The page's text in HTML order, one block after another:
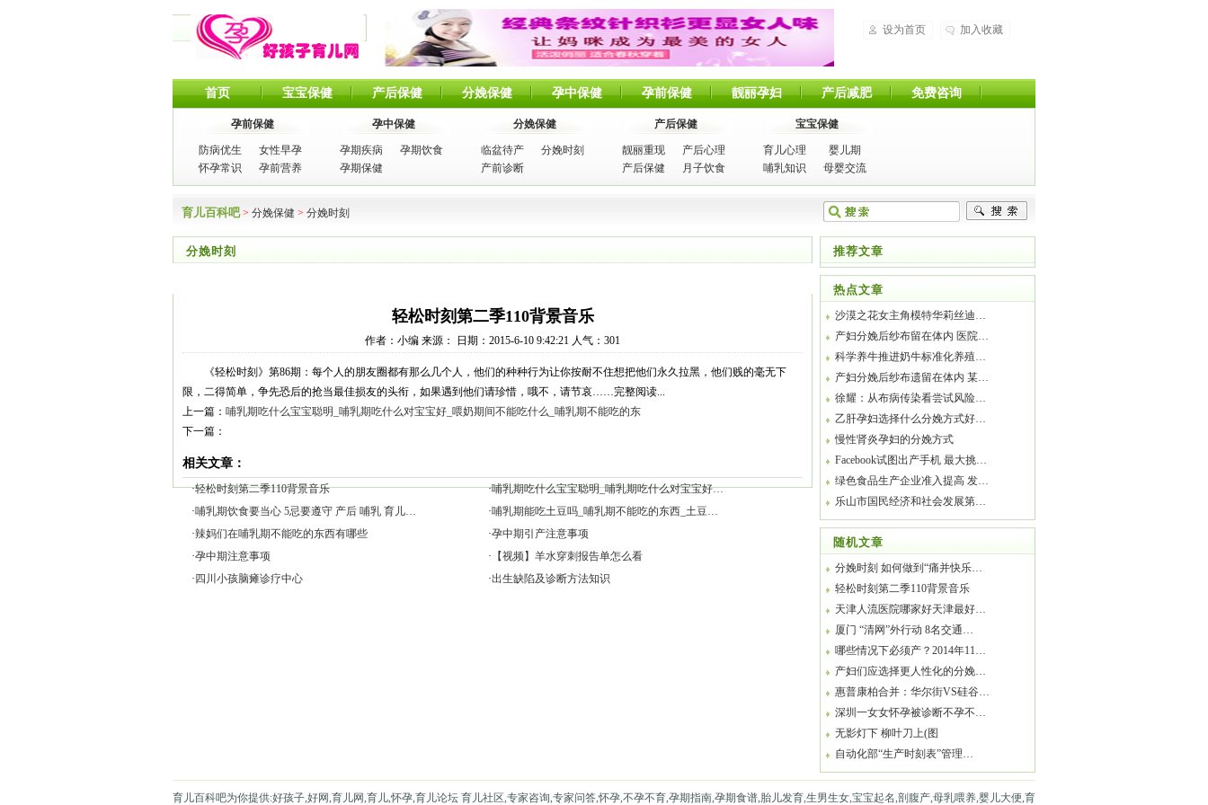
设为首页 加入收藏
首页 宝宝保健 产后保健 分娩保健 孕中保健 孕前保健 靓丽孕妇 产后减肥 免费咨询
孕前保健
防病优生
女性早孕
怀孕常识
孕前营养
孕中保健
孕期疾病
孕期饮食
孕期保健
分娩保健
临盆待产
分娩时刻
产前诊断
产后保健
靓丽重现
产后心理
产后保健
月子饮食
宝宝保健
育儿心理
婴儿期
哺乳知识
母婴交流
育儿百科吧> 分娩保健 > 分娩时刻
分娩时刻
轻松时刻第二季110背景音乐
作者：小编 来源： 日期：2015-6-10 9:42:21 人气： 301
《轻松时刻》第86期：每个人的朋友圈都有那么几个人，他们的种种行为让你按耐不住想把他们永久拉黑，他们贱的毫无下
限，二得简单，争先恐后的抢当最佳损友的头衔，如果遇到他们请珍惜，哦不，请节哀……完整阅读...
上一篇： 哺乳期吃什么宝宝聪明_哺乳期吃什么对宝宝好_喂奶期间不能吃什么_哺乳期不能吃的东
下一篇：
相关文章：
·轻松时刻第二季110背景音乐 ·哺乳期吃什么宝宝聪明_哺乳期吃什么对宝宝好…
·哺乳期饮食要当心 5忌要遵守 产后 哺乳 育儿… ·哺乳期能吃土豆吗_哺乳期不能吃的东西_土豆…
·辣妈们在哺乳期不能吃的东西有哪些 ·孕中期引产注意事项
·孕中期注意事项 · 【视频】羊水穿刺报告单怎么看
· 四川小孩脑瘫诊疗中心 ·出生缺陷及诊断方法知识
推荐文章
热点文章
沙漠之花女主角模特华莉丝迪…
产妇分娩后纱布留在体内 医院…
科学养牛推进奶牛标准化养殖…
产妇分娩后纱布遗留在体内 某…
徐耀：从布病传染看尝试风险…
乙肝孕妇选择什么分娩方式好…
慢性肾炎孕妇的分娩方式
Facebook试图出产手机 最大挑…
绿色食品生产企业准入提高 发…
乐山市国民经济和社会发展第…
随机文章
分娩时刻 如何做到“痛并快乐…
轻松时刻第二季110背景音乐
天津人流医院哪家好天津最好…
厦门 “清网”外行动 8名交通…
哪些情况下必须产？2014年11…
产妇们应选择更人性化的分娩…
惠普康柏合并：华尔街VS硅谷…
深圳一女女怀孕被诊断不孕不…
无影灯下 柳叶刀上(图
自动化部“生产时刻表”管理…
育儿百科吧为你提供:好孩子,好网,育儿网,育儿,怀孕,育儿论坛 育儿社区,专家咨询,专家问答,怀孕,不孕不育,孕期指南,孕期食谱,胎儿发育,生男生女,宝宝起名,剖腹产,母乳喂养,婴儿大便,育